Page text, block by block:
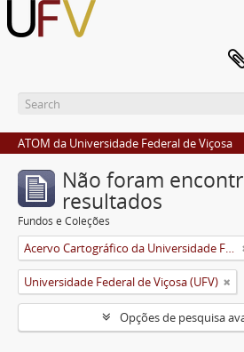
ATOM da Universidade Federal de Viçosa
Não foram
resultados
Fundos e Coleções
Acervo Cartográfico da Universidade Federal de Viçosa
Universidade Federal de Viçosa (UFV)
Opções de pesquisa